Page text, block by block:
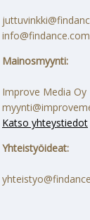
info@findance.com
Mainosmyynti:
Improve Media Oy
Katso yhteystiedot
Yhteistyöideat: